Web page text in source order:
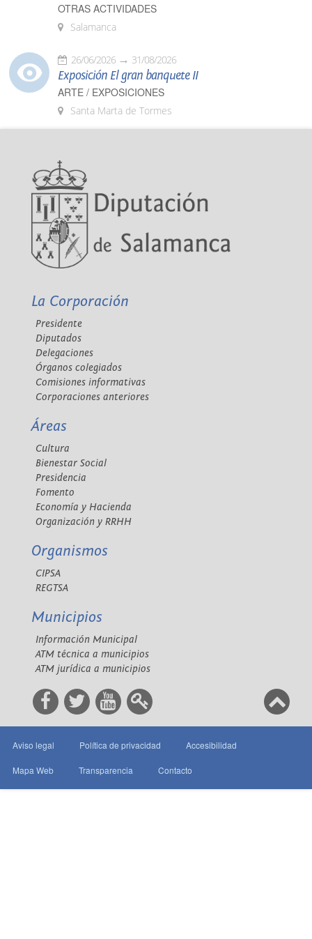
OTRAS ACTIVIDADES
Salamanca
26/06/2026 31/08/2026
Exposición El gran banquete II
ARTE / EXPOSICIONES
Santa Marta de Tormes
La Corporación
Presidente
Diputados
Delegaciones
Órganos colegiados
Comisiones informativas
Corporaciones anteriores
Áreas
Cultura
Bienestar Social
Presidencia
Fomento
Economía y Hacienda
Organización y RRHH
Organismos
CIPSA
REGTSA
Municipios
Información Municipal
ATM técnica a municipios
ATM jurídica a municipios
Aviso legal Política de privacidad Accesibilidad
Mapa Web Transparencia Contacto